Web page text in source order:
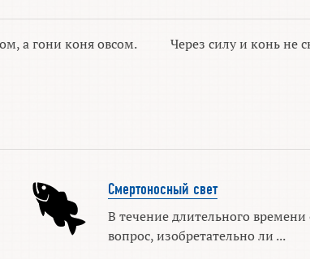
а гони коня овсом. Через силу и конь не
Смертоносный свет
В течение длительного
вопрос, изобретательно ли ...